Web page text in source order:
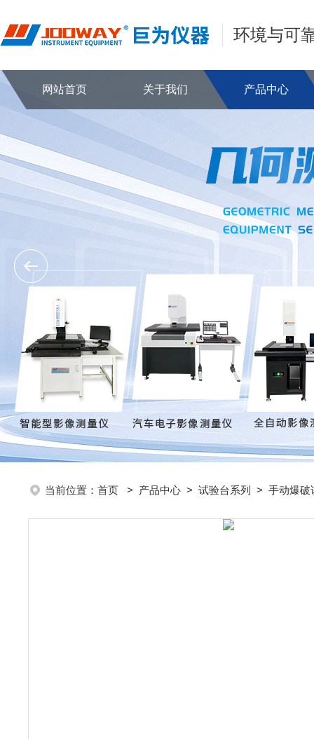
环境与可
网站首页 关于我们 产品中心
当前位置： 首页 > 产品中心 > 试验台系列 > 手动爆破